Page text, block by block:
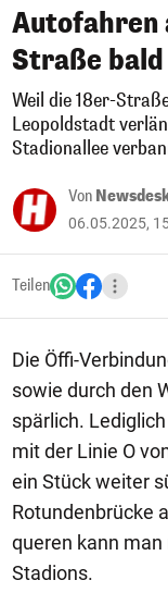
Straße
Weil die 18er-
Leopoldstadt
Stadionallee
Von
06.05.2025,
Teilen
Die Öffi-
sowie durch den
spärlich.
mit der Linie O
ein Stück weiter
Rotundenbrücke
queren kann
Stadions.